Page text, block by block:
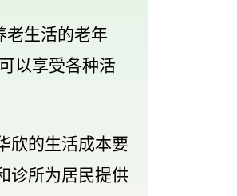
老生活的老年
以享受各种活
欣的生活成本要
诊所为居民提供